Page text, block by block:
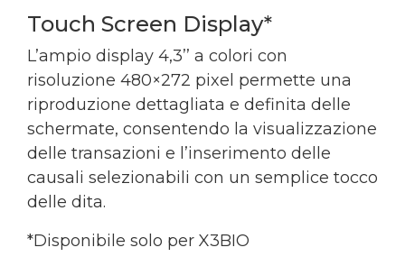
Touch Screen Display*
L’ampio display 4,3’’ a colori con
risoluzione 480×272 pixel permette una
riproduzione dettagliata e definita delle
schermate, consentendo la visualizzazione
delle transazioni e l’inserimento delle
causali selezionabili con un semplice tocco
delle dita.
*Disponibile solo per X3BIO